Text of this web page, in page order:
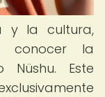
y la cultura,
conocer la
Este